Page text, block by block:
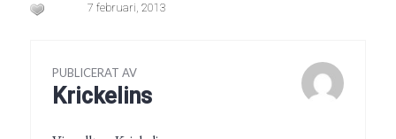
7 februari, 2013
PUBLICERAT AV
Krickelins